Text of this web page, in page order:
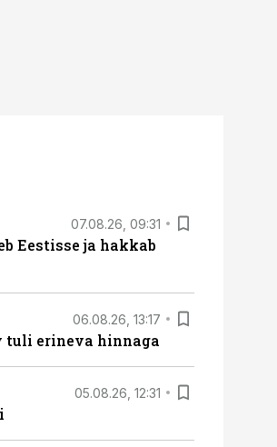
07.08.26, 09:31
Eestisse ja hakkab
06.08.26, 13:17
tuli erineva hinnaga
05.08.26, 12:31